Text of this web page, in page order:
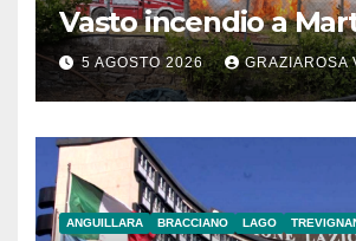
Vasto incendio a
5 AGOSTO 2026 GRAZIAROSA
ANGUILLARA BRACCIANO LAGO